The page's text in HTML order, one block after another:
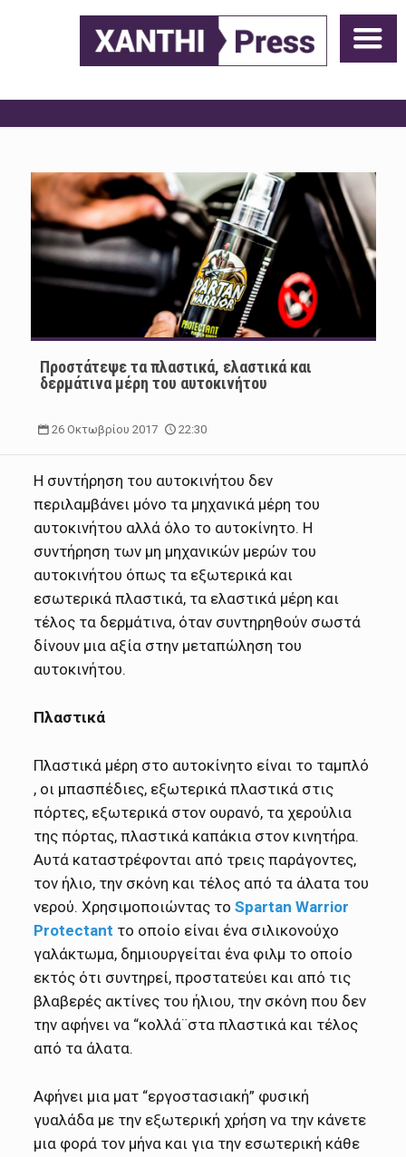
Προστάτεψε τα πλαστικά, ελαστικά και
δερμάτινα μέρη του αυτοκινήτου
26 Οκτωβρίου 2017 22:30
Η συντήρηση του αυτοκινήτου δεν
περιλαμβάνει μόνο τα μηχανικά μέρη του
αυτοκινήτου αλλά όλο το αυτοκίνητο. Η
συντήρηση των μη μηχανικών μερών του
αυτοκινήτου όπως τα εξωτερικά και
εσωτερικά πλαστικά, τα ελαστικά μέρη και
τέλος τα δερμάτινα, όταν συντηρηθούν σωστά
δίνουν μια αξία στην μεταπώληση του
αυτοκινήτου.
Πλαστικά
Πλαστικά μέρη στο αυτοκίνητο είναι το ταμπλό
, οι μπασπέδιες, εξωτερικά πλαστικά στις
πόρτες, εξωτερικά στον ουρανό, τα χερούλια
της πόρτας, πλαστικά καπάκια στον κινητήρα.
Αυτά καταστρέφονται από τρεις παράγοντες,
τον ήλιο, την σκόνη και τέλος από τα άλατα του
νερού. Χρησιμοποιώντας τοSpartan Warrior
Protectant το οποίο είναι ένα σιλικονούχο
γαλάκτωμα, δημιουργείται ένα φιλμ το οποίο
εκτός ότι συντηρεί, προστατεύει και από τις
βλαβερές ακτίνες του ήλιου, την σκόνη που δεν
την αφήνει να “κολλά¨στα πλαστικά και τέλος
από τα άλατα.
Αφήνει μια ματ “εργοστασιακή” φυσική
γυαλάδα με την εξωτερική χρήση να την κάνετε
μια φορά τον μήνα και για την εσωτερική κάθε